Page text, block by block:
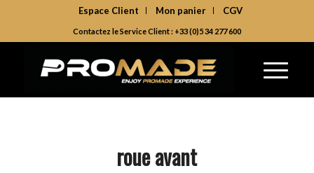
Espace Client Mon panier CGV
Contactez le Service Client : +33 (0)5 34 277 600
roue avant